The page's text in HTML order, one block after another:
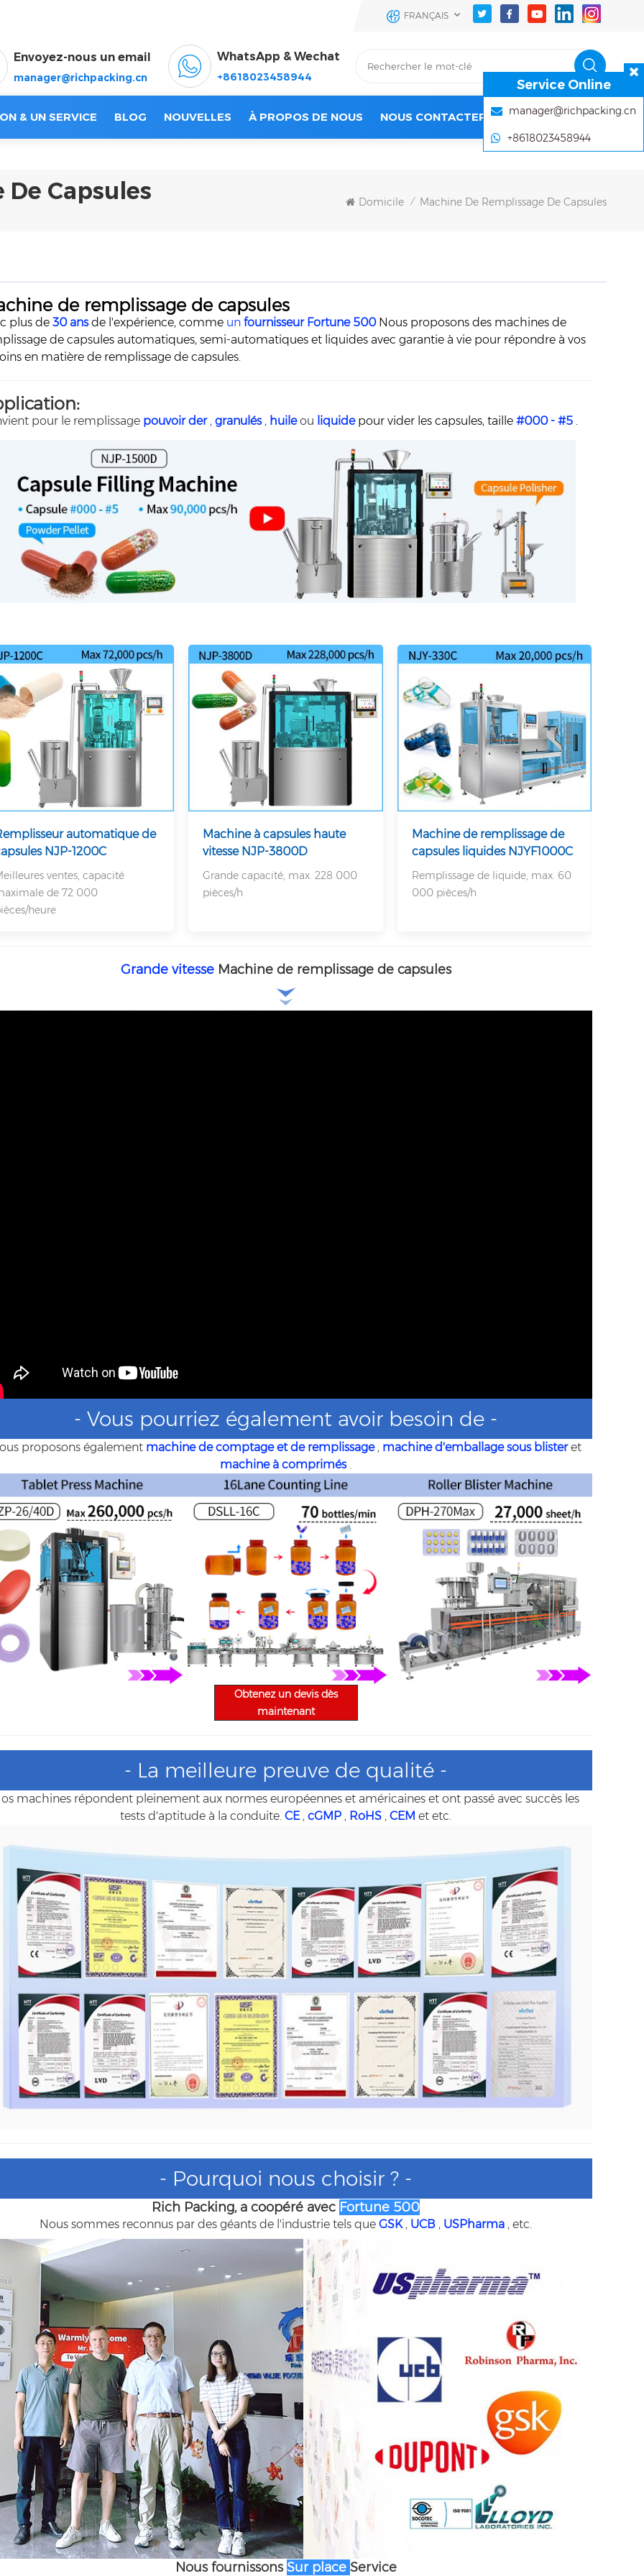
FRANÇAIS
Envoyez-nous un email
manager@richpacking.cn
WhatsApp & Wechat
+8618023458944
& UN SERVICE BLOG NOUVELLES À PROPOS DE NOUS NOUS CONTACTER
Capsules Domicile / Machine De Remplissage De Capsules
de remplissage de capsules
plus de 30 ansde l'expérience, comme un fournisseur Fortune 500 Nous proposons des machines de
de capsules automatiques, semi-automatiques et liquides avec garantie à vie pour répondre à vos
en matière de remplissage de capsules.
pour le remplissage pouvoirder , granulés , huileou liquide pour vider les capsules, taille #000 - #5 .
automatique de
NJP-1200C
ventes, capacité
de 72 000
heure
Machine à capsules haute
vitesse NJP-3800D
Grande capacité, max. 228 000
pièces/h
Machine de remplissage de
capsules liquides NJYF1000C
Remplissage de liquide, max. 60
000 pièces/h
Grande vitesse Machine de remplissage de capsules
- Vous pourriez également avoir besoin de -
proposons également machine de comptage et de remplissage , machine d'emballage sous blisteret
machine à comprimés .
Obtenez un devis dès
maintenant
- La meilleure preuve de qualité -
machines répondent pleinement aux normes européennes et américaines et ont passé avec succès les
tests d'aptitude à la conduite.CE ,cGMP , RoHS ,CEMet etc.
- Pourquoi nous choisir ? -
Rich Packing, a coopéré avec Fortune 500
Nous sommes reconnus par des géants de l'industrie tels queGSK , UCB , USPharma , etc.
Nous fournissonsSur place Service
Service Online
manager@richpacking.cn
+8618023458944